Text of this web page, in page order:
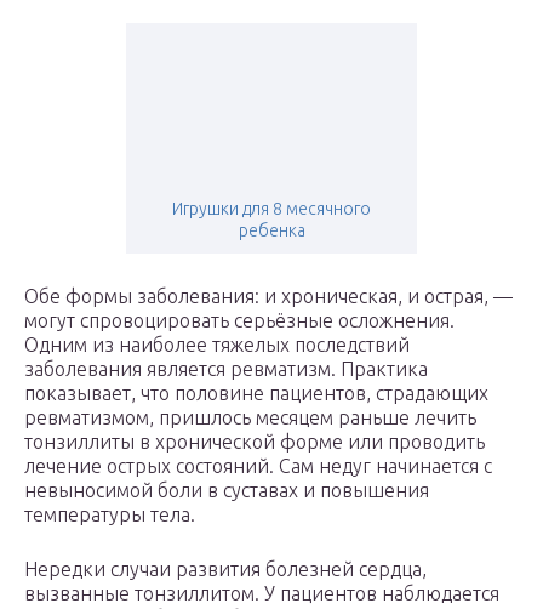
Игрушки для 8 месячного
ребенка
Обе формы заболевания: и хроническая, и острая, —
могут спровоцировать серьёзные осложнения.
Одним из наиболее тяжелых последствий
заболевания является ревматизм. Практика
показывает, что половине пациентов, страдающих
ревматизмом, пришлось месяцем раньше лечить
тонзиллиты в хронической форме или проводить
лечение острых состояний. Сам недуг начинается с
невыносимой боли в суставах и повышения
температуры тела.
Нередки случаи развития болезней сердца,
вызванные тонзиллитом. У пациентов наблюдается